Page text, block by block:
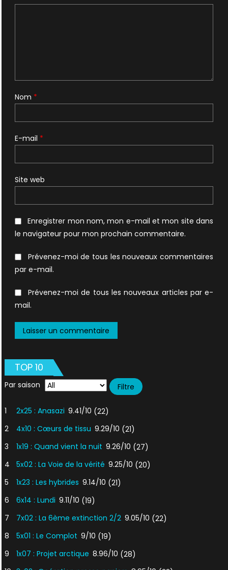
Nom *
E-mail *
Site web
Enregistrer mon nom, mon e-mail et mon site dans
le navigateur pour mon prochain commentaire.
Prévenez-moi de tous les nouveaux commentaires
par e-mail.
Prévenez-moi de tous les nouveaux articles par e-
mail.
TOP 10
Par saison
1 2x25 : Anasazi 9.41/10 (22)
2
4x10 : Cœurs de tissu 9.29/10 (21)
3
1x19 : Quand vient la nuit 9.26/10 (27)
4
5x02 : La Voie de la vérité 9.25/10 (20)
5
1x23 : Les hybrides 9.14/10 (21)
6
6x14 : Lundi 9.11/10 (19)
7
7x02 : La 6ème extinction 2/2 9.05/10 (22)
8
5x01 : Le Complot 9/10 (19)
9
1x07 : Projet arctique 8.96/10 (28)